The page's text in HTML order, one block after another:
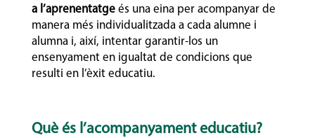
a l’aprenentatgeés una eina per acompanyar de
manera més individualitzada a cada alumne i
alumna i, així, intentar garantir-los un
ensenyament en igualtat de condicions que
resulti en l’èxit educatiu.
Què és l’acompanyament educatiu?